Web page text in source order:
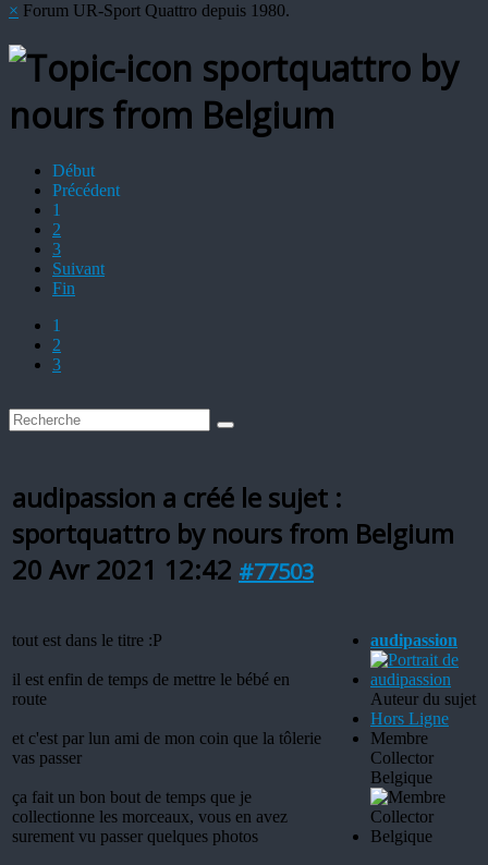
× Forum UR-Sport Quattro depuis 1980.
sportquattro by
nours from Belgium
Début
Précédent
1
2
3
Suivant
Fin
1
2
3
audipassion a créé le sujet :
sportquattro by nours from Belgium
20 Avr 2021 12:42 #77503
tout est dans le titre :P
il est enfin de temps de mettre le bébé en
route
et c'est par lun ami de mon coin que la tôlerie
vas passer
ça fait un bon bout de temps que je
collectionne les morceaux, vous en avez
surement vu passer quelques photos
audipassion
Auteur du sujet
Hors Ligne
Membre
Collector
Belgique